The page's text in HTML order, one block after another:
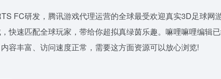
FC研发，腾讯游戏代理运营的全球最受欢迎真实3D足球网
快速匹配全球玩家，带给你超拟真绿茵乐趣。嘛哩嘛哩编辑
容丰富、访问速度正常，需要这方面资源可以放心浏览!